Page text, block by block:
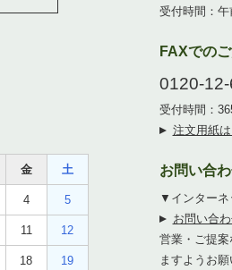
金 土
4 5
11 12
18 19
受付時間：午
FAXでの
0120-
受付時間：
注文用紙
お問い合
▼インターネ
お問い合
営業・ご提
ますようお願